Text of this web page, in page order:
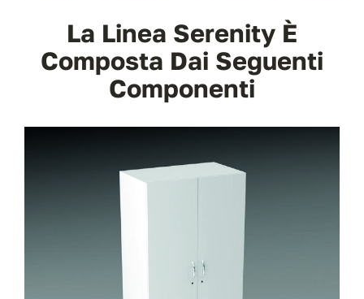
La Linea Serenity È
Composta Dai Seguenti
Componenti